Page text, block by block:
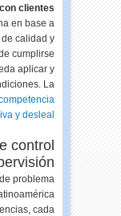
clientes
en base a
calidad y
cumplirse
aplicar y
La
y desleal
control
problema
cada